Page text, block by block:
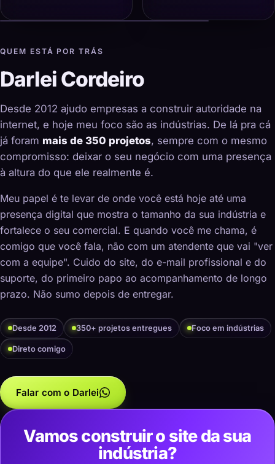
QUEM ESTÁ POR TRÁS
Darlei Cordeiro
Desde 2012 ajudo empresas a construir autoridade na
internet, e hoje meu foco são as indústrias. De lá pra cá
já foram mais de 350 projetos, sempre com o mesmo
compromisso: deixar o seu negócio com uma presença
à altura do que ele realmente é.
Meu papel é te levar de onde você está hoje até uma
presença digital que mostra o tamanho da sua indústria e
fortalece o seu comercial. E quando você me chama, é
comigo que você fala, não com um atendente que vai "ver
com a equipe". Cuido do site, do e-mail profissional e do
suporte, do primeiro papo ao acompanhamento de longo
prazo. Não sumo depois de entregar.
Desde 2012 350+ projetos entregues Foco em indústrias
Direto comigo
Falar com o Darlei
Vamos construir o site da sua
indústria?